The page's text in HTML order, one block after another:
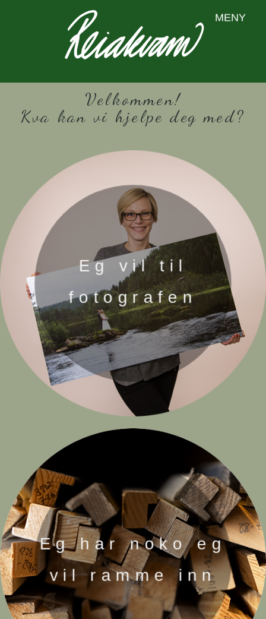
MENY
Velkommen!
Kva kan vi hjelpe deg med?
Eg vil til
fotografen
Eg har noko eg
vil ramme inn